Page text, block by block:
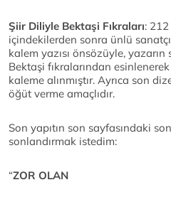
Şiir Diliyle Bektaşi Fıkraları:
içindekilerden sonra ünlü sanatçı
kalem yazısı önsözüyle, yazarın
Bektaşi fıkralarından
kaleme alınmıştır. Ayrıca son
öğüt verme amaçlıdır.
Son yapıtın son sayfasındaki
sonlandırmak istedim:
“ZOR OLAN